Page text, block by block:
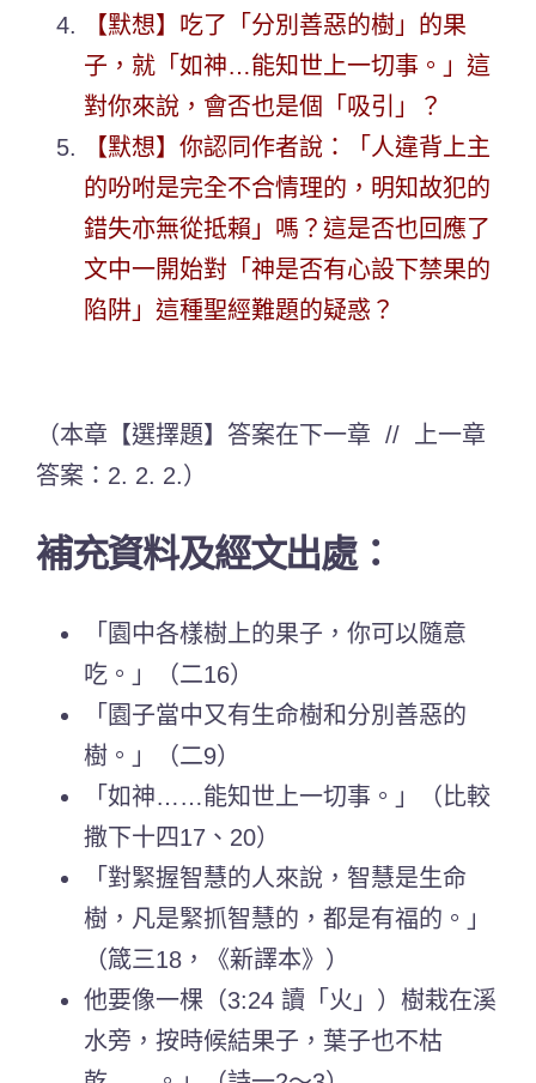
【默想】吃了「分別善惡的樹」的果
子，就「如神…能知世上一切事。」這
對你來說，會否也是個「吸引」？
【默想】你認同作者說：「人違背上主
的吩咐是完全不合情理的，明知故犯的
錯失亦無從抵賴」嗎？這是否也回應了
文中一開始對「神是否有心設下禁果的
陷阱」這種聖經難題的疑惑？
（本章【選擇題】答案在下一章 // 上一章
答案：2. 2. 2.）
補充資料及經文出處：
「園中各樣樹上的果子，你可以隨意
吃。」（二16）
「園子當中又有生命樹和分別善惡的
樹。」（二9）
「如神……能知世上一切事。」（比較
撒下十四17、20）
「對緊握智慧的人來說，智慧是生命
樹，凡是緊抓智慧的，都是有福的。」
（箴三18，《新譯本》）
他要像一棵（3:24 讀「火」）樹栽在溪
水旁，按時候結果子，葉子也不枯